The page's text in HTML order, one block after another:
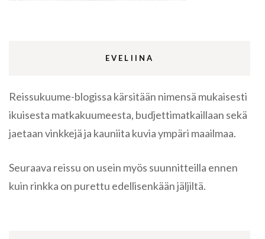
EVELIINA
Reissukuume-blogissa kärsitään nimensä mukaisesti
ikuisesta matkakuumeesta, budjettimatkaillaan sekä
jaetaan vinkkejä ja kauniita kuvia ympäri maailmaa.
Seuraava reissu on usein myös suunnitteilla ennen
kuin rinkka on purettu edellisenkään jäljiltä.